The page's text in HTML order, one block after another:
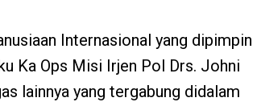
Internasional yang dipimpin
Ka Ops Misi Irjen Pol Drs. Johni
lainnya yang tergabung didalam